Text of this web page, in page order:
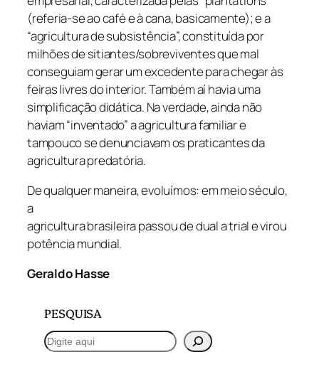
(referia-se ao café e à cana, basicamente); e a
“agricultura de subsistência”, constituída por
milhões de sitiantes/sobreviventes que mal
conseguiam gerar um excedente para chegar às
feiras livres do interior. Também aí havia uma
simplificação didática. Na verdade, ainda não
haviam “inventado” a agricultura familiar e
tampouco se denunciavam os praticantes da
agricultura predatória.
De qualquer maneira, evoluímos: em meio século,
a
agricultura brasileira passou de dual a trial e virou
potência mundial.
Geraldo Hasse
PESQUISA
P
e